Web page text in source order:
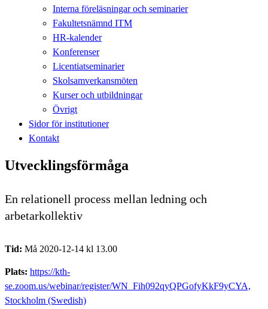
Interna föreläsningar och seminarier
Fakultetsnämnd ITM
HR-kalender
Konferenser
Licentiatseminarier
Skolsamverkansmöten
Kurser och utbildningar
Övrigt
Sidor för institutioner
Kontakt
Utvecklingsförmåga
En relationell process mellan ledning och
arbetarkollektiv
Tid: Må 2020-12-14 kl 13.00
Plats: https://kth-
se.zoom.us/webinar/register/WN_Fih092qyQPGofyKkF9yCYA,
Stockholm (Swedish)